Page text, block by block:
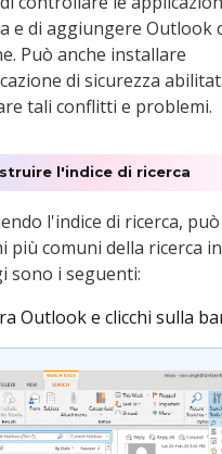
e di aggiungere Outlook
Può anche installare
di sicurezza
tali conflitti e problemi.
l'indice di ricerca
l'indice di ricerca,
più comuni della ricerca
sono i seguenti:
Outlook e clicchi sulla